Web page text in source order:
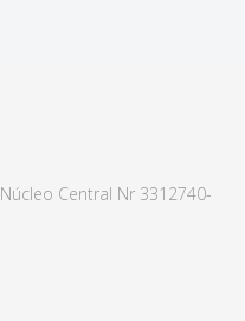
Núcleo Central Nr 331 2740-